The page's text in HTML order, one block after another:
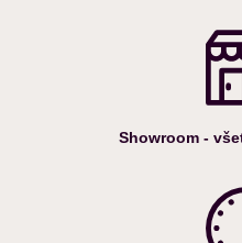
Showroom -